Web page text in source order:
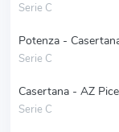
Serie C
Potenza -
Serie C
Casertana - AZ
Serie C